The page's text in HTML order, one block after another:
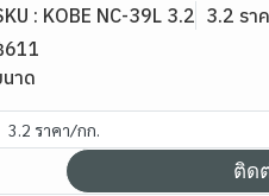
: KOBE NC-39L 3.2 3.2 รา
611
นาด
3.2 ราคา/กก.
ติด